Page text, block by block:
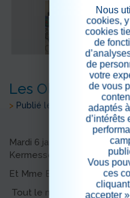
Les Olympiades
> Publié le 08/01/2026
Mardi 6 janvier , nous
Kermesse
Et Mme Baeza arriva avec
Tout le monde a voulu tirer
Nous
cookies,
cookies
de
de
votre
de vous
adaptés
d’intérêts
Vous
ces
accepter